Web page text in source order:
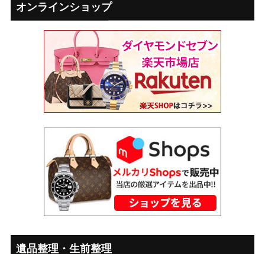
オンラインショップ
遺品整理・生前整理